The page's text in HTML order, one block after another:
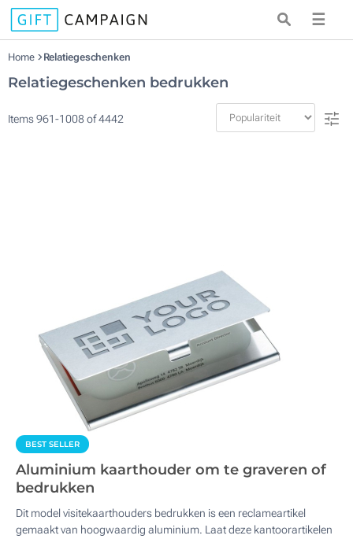
☰
Home Relatiegeschenken
Relatiegeschenken bedrukken
Items961-1008of4442
BEST SELLER
Aluminium kaarthouder om te graveren of
bedrukken
Dit model visitekaarthouders bedrukken is een reclameartikel
gemaakt van hoogwaardig aluminium. Laat deze kantoorartikelen